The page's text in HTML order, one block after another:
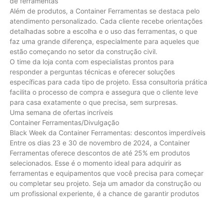
Além de produtos, a Container Ferramentas se destaca pelo
atendimento personalizado. Cada cliente recebe orientações
detalhadas sobre a escolha e o uso das ferramentas, o que
faz uma grande diferença, especialmente para aqueles que
estão começando no setor da construção civil.
O time da loja conta com especialistas prontos para
responder a perguntas técnicas e oferecer soluções
específicas para cada tipo de projeto. Essa consultoria prática
facilita o processo de compra e assegura que o cliente leve
para casa exatamente o que precisa, sem surpresas.
Uma semana de ofertas incríveis
Container Ferramentas/Divulgação
Black Week da Container Ferramentas: descontos imperdíveis
Entre os dias 23 e 30 de novembro de 2024, a Container
Ferramentas oferece descontos de até 25% em produtos
selecionados. Esse é o momento ideal para adquirir as
ferramentas e equipamentos que você precisa para começar
ou completar seu projeto. Seja um amador da construção ou
um profissional experiente, é a chance de garantir produtos